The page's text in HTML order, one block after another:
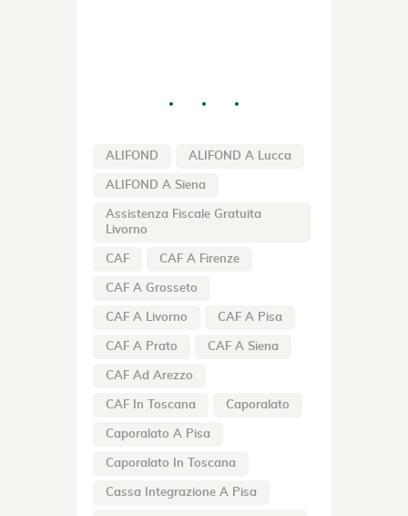
ALIFOND ALIFOND A Lucca
ALIFOND A Siena
Assistenza Fiscale Gratuita
Livorno
CAF CAF A Firenze
CAF A Grosseto
CAF A Livorno CAF A Pisa
CAF A Prato CAF A Siena
CAF Ad Arezzo
CAF In Toscana Caporalato
Caporalato A Pisa
Caporalato In Toscana
Cassa Integrazione A Pisa